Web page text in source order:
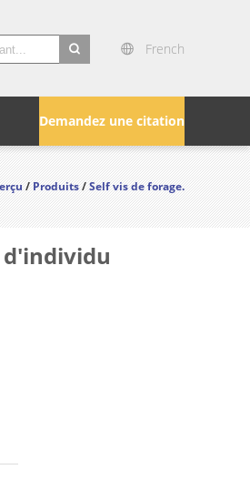
French
Demandez une citation
/Produits/Self vis de forage.
d'individu